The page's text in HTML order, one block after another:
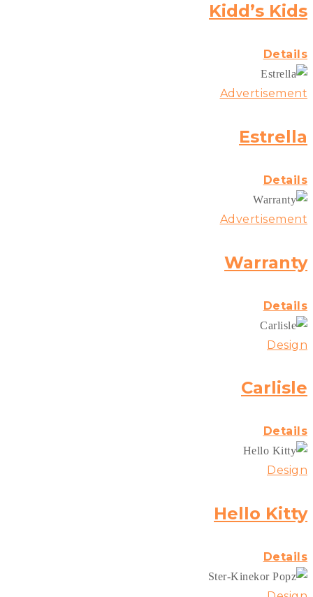
Kidd’s Kids
Details
Advertisement
Estrella
Details
Advertisement
Warranty
Details
Design
Carlisle
Details
Design
Hello Kitty
Details